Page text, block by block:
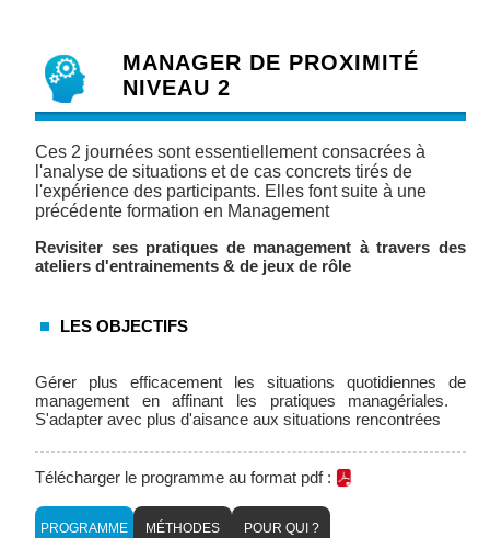
MANAGER DE PROXIMITÉ
NIVEAU 2
Ces 2 journées sont essentiellement consacrées à
l'analyse de situations et de cas concrets tirés de
l'expérience des participants. Elles font suite à une
précédente formation en Management
Revisiter ses pratiques de management à travers des
ateliers d'entrainements & de jeux de rôle
LES OBJECTIFS
Gérer plus efficacement les situations quotidiennes de
management en affinant les pratiques managériales.
S'adapter avec plus d'aisance aux situations rencontrées
Télécharger le programme au format pdf :
PROGRAMME MÉTHODES POUR QUI ?